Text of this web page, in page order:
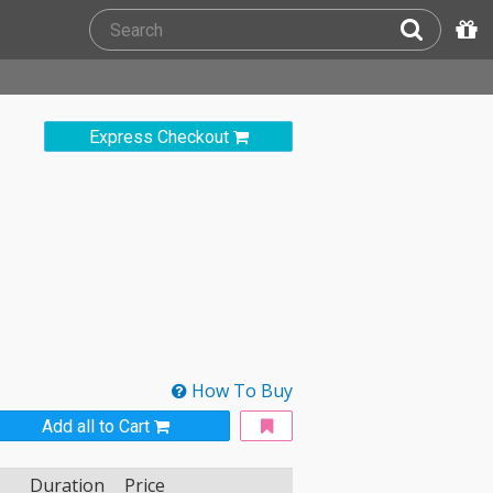
Express Checkout
How To Buy
Add all to Cart
Duration Price